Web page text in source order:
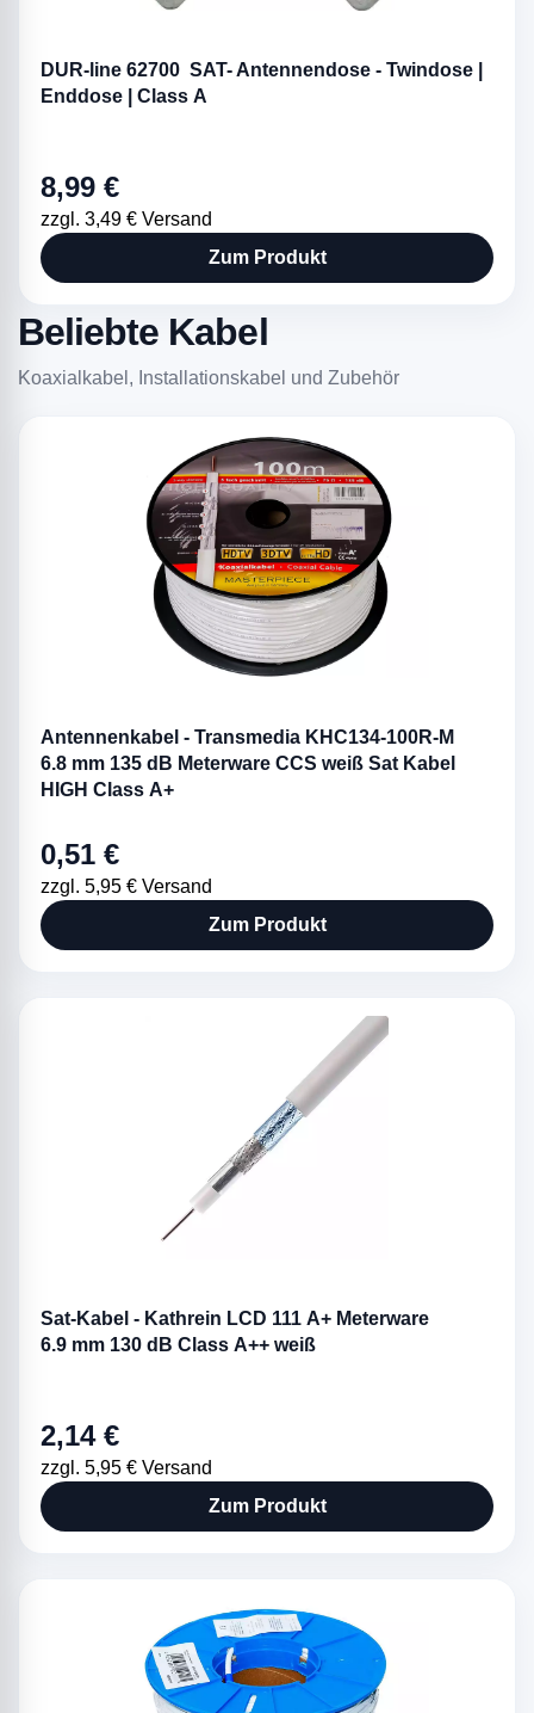
DUR-line 62700 SAT- Antennendose - Twindose |
Enddose | Class A
8,99 €
zzgl. 3,49 € Versand
Zum Produkt
Beliebte Kabel
Koaxialkabel, Installationskabel und Zubehör
Antennenkabel - Transmedia KHC134-100R-M
6.8 mm 135 dB Meterware CCS weiß Sat Kabel
HIGH Class A+
0,51 €
zzgl. 5,95 € Versand
Zum Produkt
Sat-Kabel - Kathrein LCD 111 A+ Meterware
6.9 mm 130 dB Class A++ weiß
2,14 €
zzgl. 5,95 € Versand
Zum Produkt